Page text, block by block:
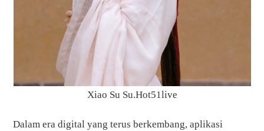
Xiao Su Su.Hot51live
Dalam era digital yang terus berkembang, aplikasi